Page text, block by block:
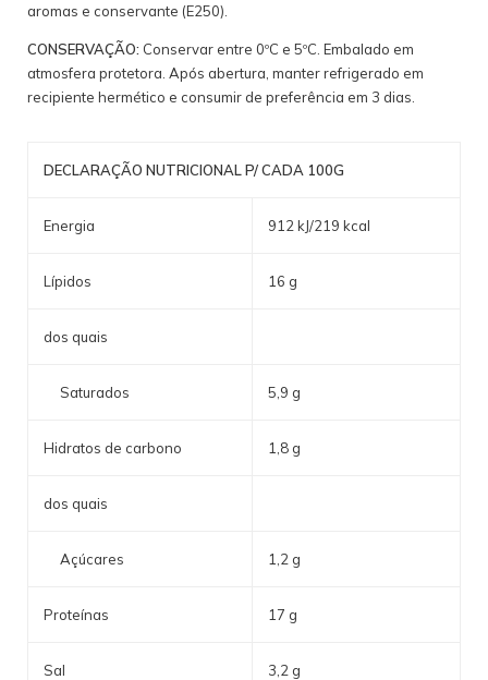
aromas e conservante (E250).
CONSERVAÇÃO: Conservar entre 0ºC e 5ºC. Embalado em
atmosfera protetora. Após abertura, manter refrigerado em
recipiente hermético e consumir de preferência em 3 dias.
DECLARAÇÃO NUTRICIONAL P/ CADA 100G
Energia 912 kJ/219 kcal
Lípidos 16 g
dos quais
Saturados 5,9 g
Hidratos de carbono 1,8 g
dos quais
Açúcares 1,2 g
Proteínas 17 g
Sal 3,2 g